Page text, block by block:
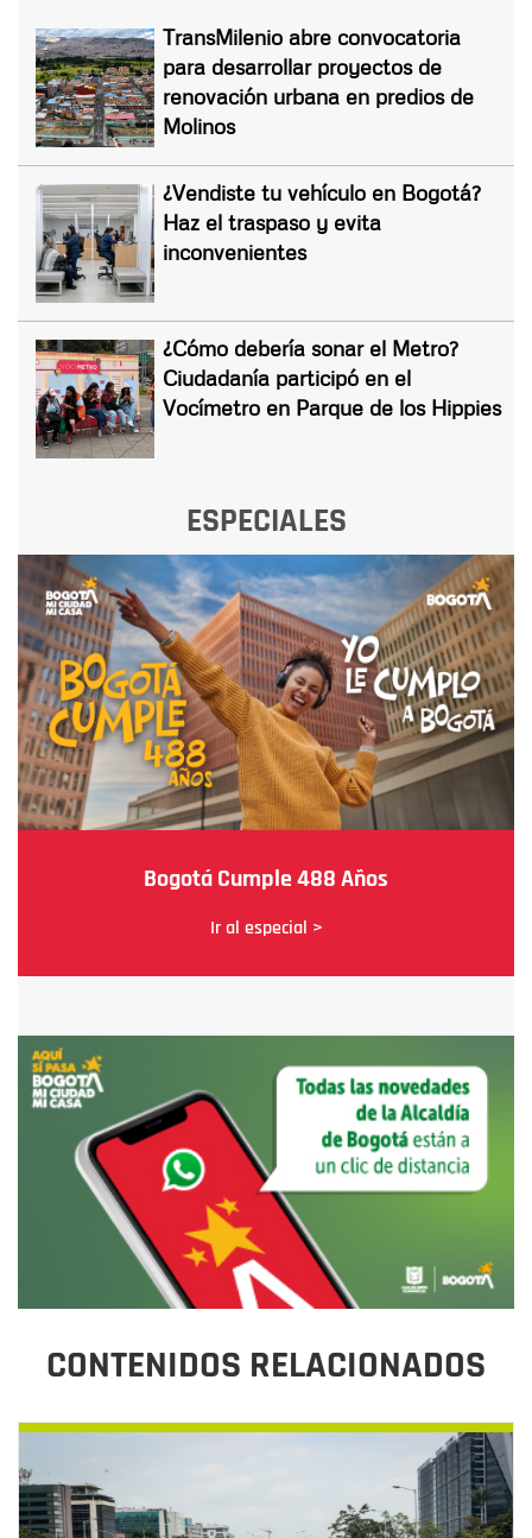
TransMilenio abre convocatoria
para desarrollar proyectos de
renovación urbana en predios de
Molinos
¿Vendiste tu vehículo en Bogotá?
Haz el traspaso y evita
inconvenientes
¿Cómo debería sonar el Metro?
Ciudadanía participó en el
Vocímetro en Parque de los Hippies
ESPECIALES
Bogotá Cumple 488 Años
Ir al especial >
CONTENIDOS RELACIONADOS